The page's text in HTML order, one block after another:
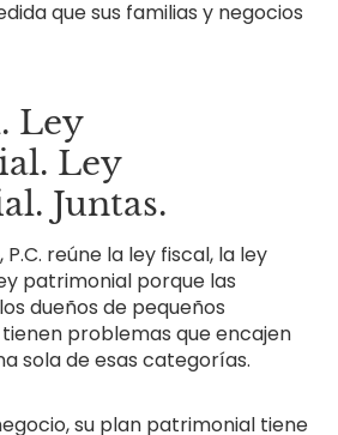
que sus familias y negocios
Ley
Ley
Juntas.
reúne la ley fiscal, la ley
patrimonial porque las
dueños de pequeños
problemas que encajen
sola de esas categorías.
su plan patrimonial tiene